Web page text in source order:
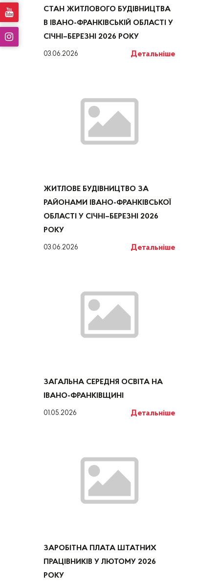
СТАН ЖИТЛОВОГО БУДІВНИЦТВА
В ІВАНО-ФРАНКІВСЬКІЙ ОБЛАСТІ У
СІЧНІ–БЕРЕЗНІ 2026 РОКУ
03.06.2026 Детальніше
ЖИТЛОВЕ БУДІВНИЦТВО ЗА
РАЙОНАМИ ІВАНО-ФРАНКІВСЬКОЇ
ОБЛАСТІ У СІЧНІ–БЕРЕЗНІ 2026
РОКУ
03.06.2026 Детальніше
ЗАГАЛЬНА СЕРЕДНЯ ОСВІТА НА
ІВАНО-ФРАНКІВЩИНІ
01.05.2026 Детальніше
ЗАРОБІТНА ПЛАТА ШТАТНИХ
ПРАЦІВНИКІВ У ЛЮТОМУ 2026
РОКУ